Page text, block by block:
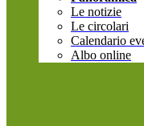
Le notizie
Le circolari
Calendario
Albo online